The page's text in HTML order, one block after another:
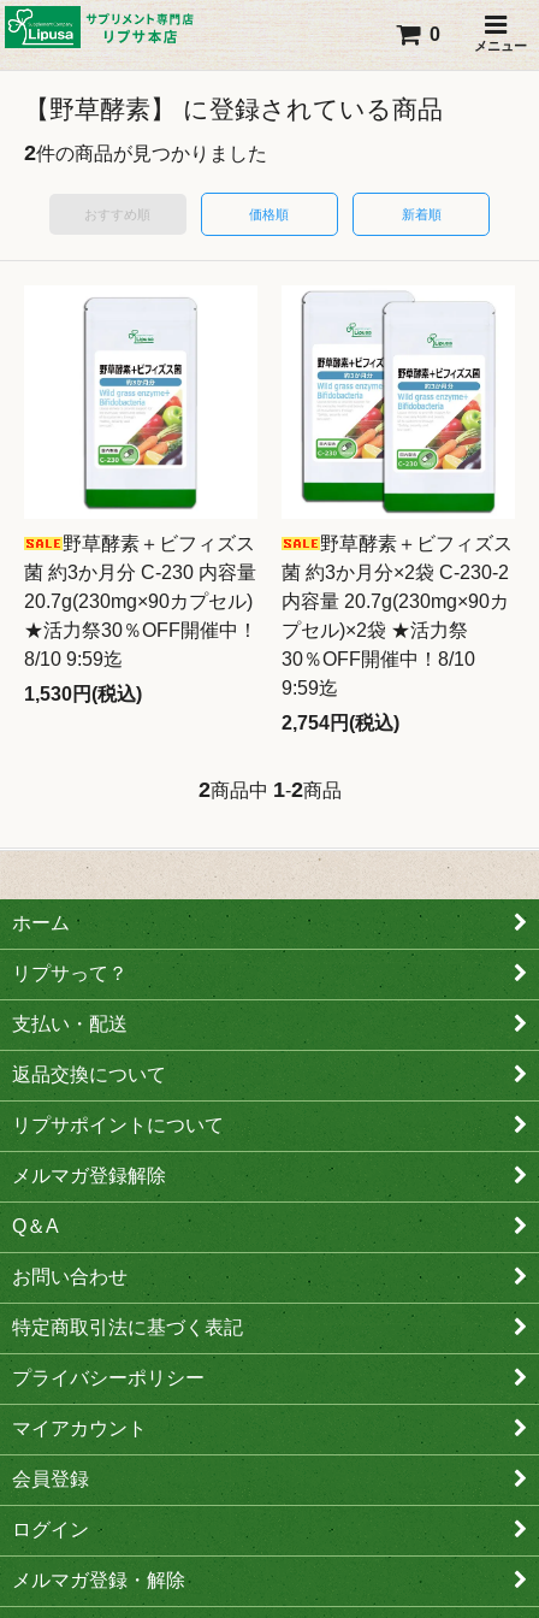
メニュー
0
【野草酵素】 に登録されている商品
2件の商品が見つかりました
おすすめ順 価格順 新着順
野草酵素＋ビフィズス
菌 約3か月分 C-230 内容量
20.7g(230mg×90カプセル)
★活力祭30％OFF開催中！
8/10 9:59迄
1,530円(税込)
野草酵素＋ビフィズス
菌 約3か月分×2袋 C-230-2
内容量 20.7g(230mg×90カ
プセル)×2袋 ★活力祭
30％OFF開催中！8/10
9:59迄
2,754円(税込)
2商品中 1-2商品
ホーム
リプサって？
支払い・配送
返品交換について
リプサポイントについて
メルマガ登録解除
Q＆A
お問い合わせ
特定商取引法に基づく表記
プライバシーポリシー
マイアカウント
会員登録
ログイン
メルマガ登録・解除